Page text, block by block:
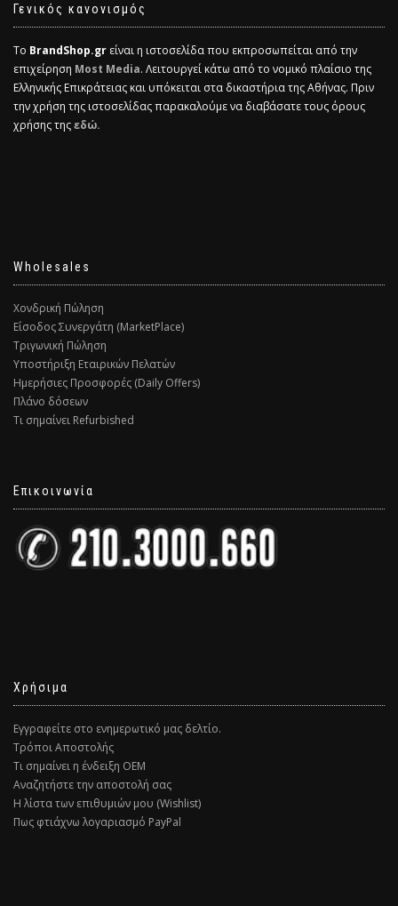
Γενικός κανονισμός
Το BrandShop.gr είναι η ιστοσελίδα που εκπροσωπείται από την
επιχείρηση Most Media. Λειτουργεί κάτω από το νομικό πλαίσιο της
Ελληνικής Επικράτειας και υπόκειται στα δικαστήρια της Αθήνας. Πριν
την χρήση της ιστοσελίδας παρακαλούμε να διαβάσατε τους όρους
χρήσης τηςεδώ.
Wholesales
Χονδρική Πώληση
Είσοδος Συνεργάτη (MarketPlace)
Τριγωνική Πώληση
Υποστήριξη Εταιρικών Πελατών
Ημερήσιες Προσφορές (Daily Offers)
Πλάνο δόσεων
Τι σημαίνει Refurbished
Επικοινωνία
Χρήσιμα
Εγγραφείτε στο ενημερωτικό μας δελτίο.
Τρόποι Αποστολής
Τι σημαίνει η ένδειξη ΟΕΜ
Αναζητήστε την αποστολή σας
Η λίστα των επιθυμιών μου (Wishlist)
Πως φτιάχνω λογαριασμό PayPal